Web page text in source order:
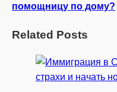
помощницу по дому?
Related Posts